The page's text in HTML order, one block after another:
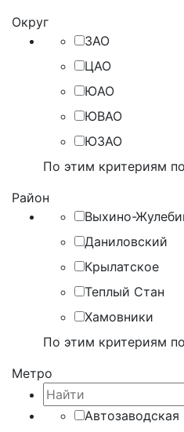
Округ
ЗАО
ЦАО
ЮАО
ЮВАО
ЮЗАО
По этим критериям
Район
Выхино-
Даниловский
Крылатское
Теплый Стан
Хамовники
По этим критериям
Метро
Автозаводская